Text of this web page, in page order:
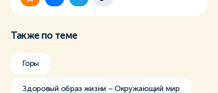
Также по теме
Горы
Здоровый образ жизни – Окружающий мир